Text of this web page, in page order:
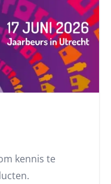
kennis te